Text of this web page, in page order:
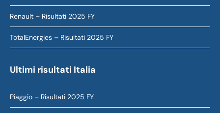
Renault – Risultati 2025 FY
TotalEnergies – Risultati 2025 FY
Ultimi risultati Italia
Piaggio – Risultati 2025 FY